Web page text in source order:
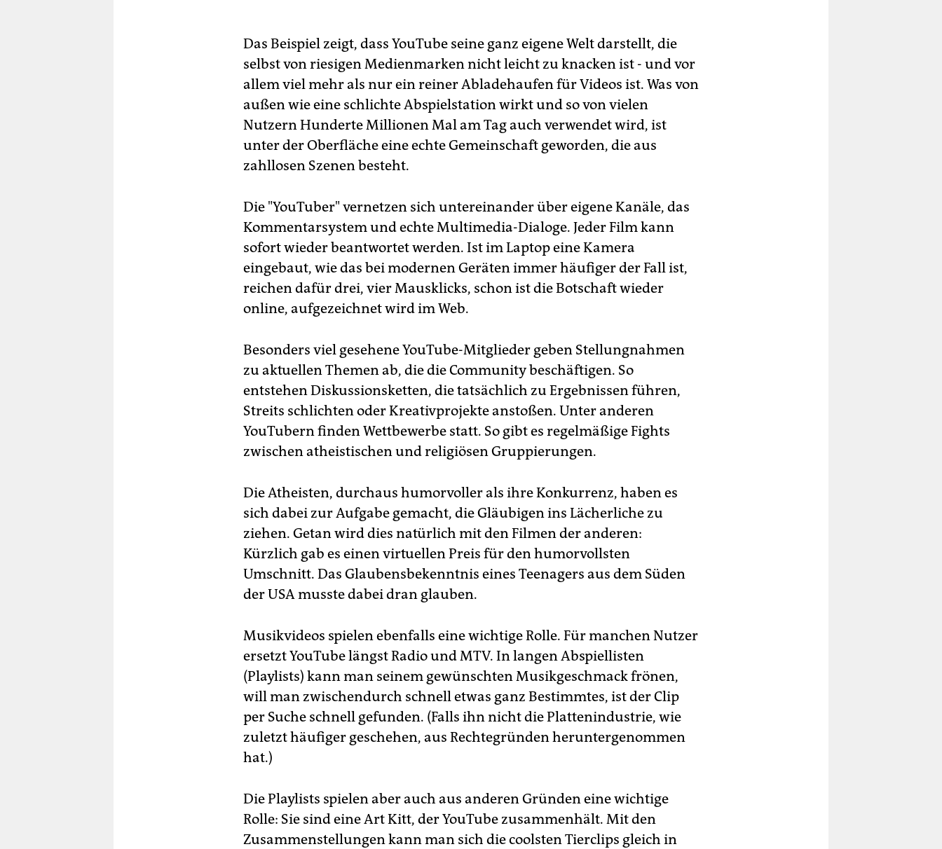
Das Beispiel zeigt, dass YouTube seine ganz eigene Welt darstellt, die
selbst von riesigen Medienmarken nicht leicht zu knacken ist - und vor
allem viel mehr als nur ein reiner Abladehaufen für Videos ist. Was von
außen wie eine schlichte Abspielstation wirkt und so von vielen
Nutzern Hunderte Millionen Mal am Tag auch verwendet wird, ist
unter der Oberfläche eine echte Gemeinschaft geworden, die aus
zahllosen Szenen besteht.
Die "YouTuber" vernetzen sich untereinander über eigene Kanäle, das
Kommentarsystem und echte Multimedia-Dialoge. Jeder Film kann
sofort wieder beantwortet werden. Ist im Laptop eine Kamera
eingebaut, wie das bei modernen Geräten immer häufiger der Fall ist,
reichen dafür drei, vier Mausklicks, schon ist die Botschaft wieder
online, aufgezeichnet wird im Web.
Besonders viel gesehene YouTube-Mitglieder geben Stellungnahmen
zu aktuellen Themen ab, die die Community beschäftigen. So
entstehen Diskussionsketten, die tatsächlich zu Ergebnissen führen,
Streits schlichten oder Kreativprojekte anstoßen. Unter anderen
YouTubern finden Wettbewerbe statt. So gibt es regelmäßige Fights
zwischen atheistischen und religiösen Gruppierungen.
Die Atheisten, durchaus humorvoller als ihre Konkurrenz, haben es
sich dabei zur Aufgabe gemacht, die Gläubigen ins Lächerliche zu
ziehen. Getan wird dies natürlich mit den Filmen der anderen:
Kürzlich gab es einen virtuellen Preis für den humorvollsten
Umschnitt. Das Glaubensbekenntnis eines Teenagers aus dem Süden
der USA musste dabei dran glauben.
Musikvideos spielen ebenfalls eine wichtige Rolle. Für manchen Nutzer
ersetzt YouTube längst Radio und MTV. In langen Abspiellisten
(Playlists) kann man seinem gewünschten Musikgeschmack frönen,
will man zwischendurch schnell etwas ganz Bestimmtes, ist der Clip
per Suche schnell gefunden. (Falls ihn nicht die Plattenindustrie, wie
zuletzt häufiger geschehen, aus Rechtegründen heruntergenommen
hat.)
Die Playlists spielen aber auch aus anderen Gründen eine wichtige
Rolle: Sie sind eine Art Kitt, der YouTube zusammenhält. Mit den
Zusammenstellungen kann man sich die coolsten Tierclips gleich in